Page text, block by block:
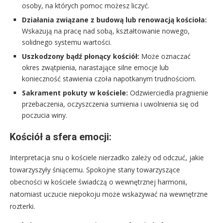
osoby, na których pomoc możesz liczyć.
Działania związane z budową lub renowacją kościoła:
Wskazują na pracę nad sobą, kształtowanie nowego,
solidnego systemu wartości.
Uszkodzony bądź płonący kościół: Może oznaczać
okres zwątpienia, narastające silne emocje lub
konieczność stawienia czoła napotkanym trudnościom.
Sakrament pokuty w kościele: Odzwierciedla pragnienie
przebaczenia, oczyszczenia sumienia i uwolnienia się od
poczucia winy.
Kościół a sfera emocji:
Interpretacja snu o kościele nierzadko zależy od odczuć, jakie
towarzyszyły śniącemu. Spokojne stany towarzyszące
obecności w kościele świadczą o wewnętrznej harmonii,
natomiast uczucie niepokoju może wskazywać na wewnętrzne
rozterki.